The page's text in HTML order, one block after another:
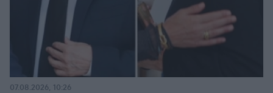
07.08.2026, 10:26